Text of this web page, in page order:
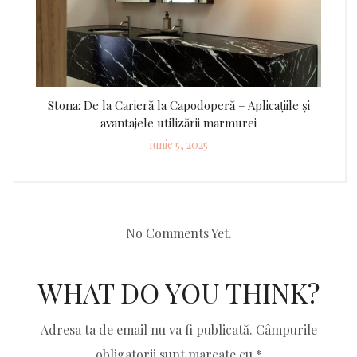
Stona: De la Carieră la Capodoperă – Aplicațiile și
avantajele utilizării marmurei
Posted
iunie 5, 2025
No Comments Yet.
WHAT DO YOU THINK?
Adresa ta de email nu va fi publicată. Câmpurile